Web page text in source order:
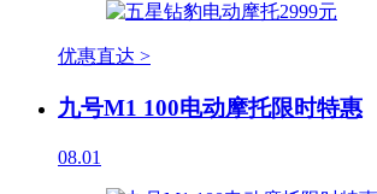
优惠直达 >
九号M1 100电动摩托限时特惠
08.01